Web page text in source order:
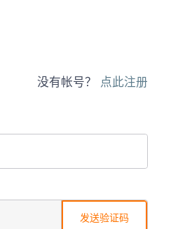
没有帐号？ 点此注册
发送验证码